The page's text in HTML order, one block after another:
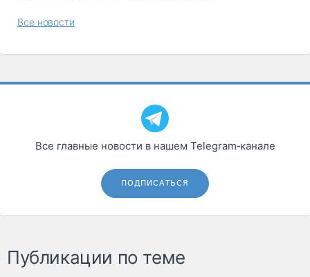
Все новости
Все главные новости в нашем Telegram‑канале
ПОДПИСАТЬСЯ
Публикации по теме